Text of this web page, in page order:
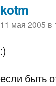
kotm
пишет:
11 мая 2005 в
:)
если быть